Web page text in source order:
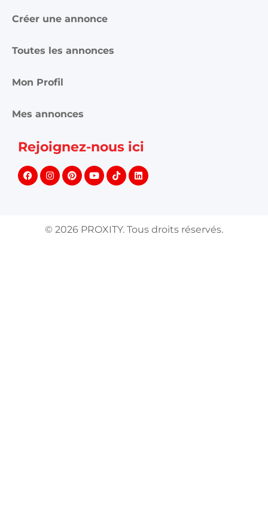
Créer une annonce
Toutes les annonces
Mon Profil
Mes annonces
Rejoignez-nous ici
© 2026 PROXITY. Tous droits réservés.